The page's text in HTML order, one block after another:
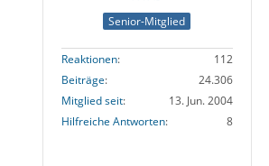
Senior-Mitglied
Reaktionen
112
Beiträge
24.306
Mitglied seit
13. Jun. 2004
Hilfreiche Antworten
8